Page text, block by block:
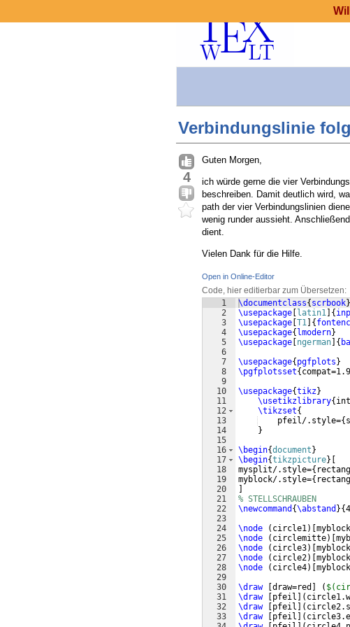
Verbindungslinie
4
Guten Morgen,
ich würde gerne die vier
beschreiben. Damit deutlich wird,
path der vier Verbindungslinien
wenig runder aussieht.
dient.
Vielen Dank für die Hilfe.
Open in Online-Editor
Code, hier editierbar zum Übersetzen:
1
2
3
4
5
6
7
8
9
10
11
12
13
14
15
16
17
18
19
20
21
22
23
24
25
26
27
28
29
30
31
32
33
\documentclass{ scrbook}
\usepackage
latin1 {
\usepackage T1 { fontenc
\usepackage{ lmodern}
\usepackage ngerman {
\usepackage{ pgfplots }
\pgfplotsset{ compat=1.9
\usepackage{tikz}
\usetikzlibrary{
\tikzset{
    pfeil/.style=
{
}
\begin{document }
\begin{tikzpicture}
mysplit/.style={
myblock/.style={
% STELLSCHRAUBEN
\newcommand {\abstand }{
\node
( circle1) myblock
\node
( circlemitte)
\node
( circle3)
\node
( circle2)
\node
( circle4)
\draw
draw=red (
\draw
pfeil (
\draw
pfeil (
\draw
pfeil (